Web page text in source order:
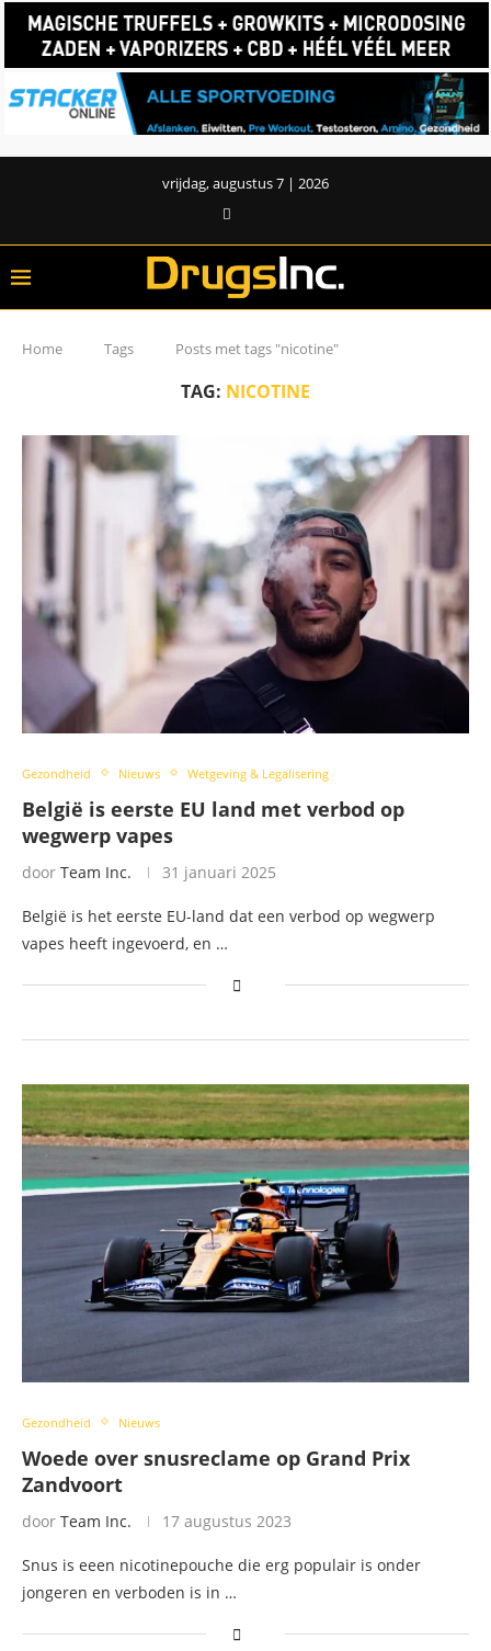
vrijdag, augustus 7 | 2026
Home Tags Posts met tags "nicotine"
TAG: NICOTINE
Gezondheid Nieuws Wetgeving & Legalisering
België is eerste EU land met verbod op
wegwerp vapes
door Team Inc. 31 januari 2025
België is het eerste EU-land dat een verbod op wegwerp
vapes heeft ingevoerd, en …
Gezondheid Nieuws
Woede over snusreclame op Grand Prix
Zandvoort
door Team Inc. 17 augustus 2023
Snus is eeen nicotinepouche die erg populair is onder
jongeren en verboden is in …